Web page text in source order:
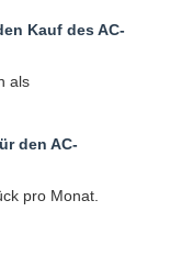
Kauf des AC-
als
den AC-
pro Monat.